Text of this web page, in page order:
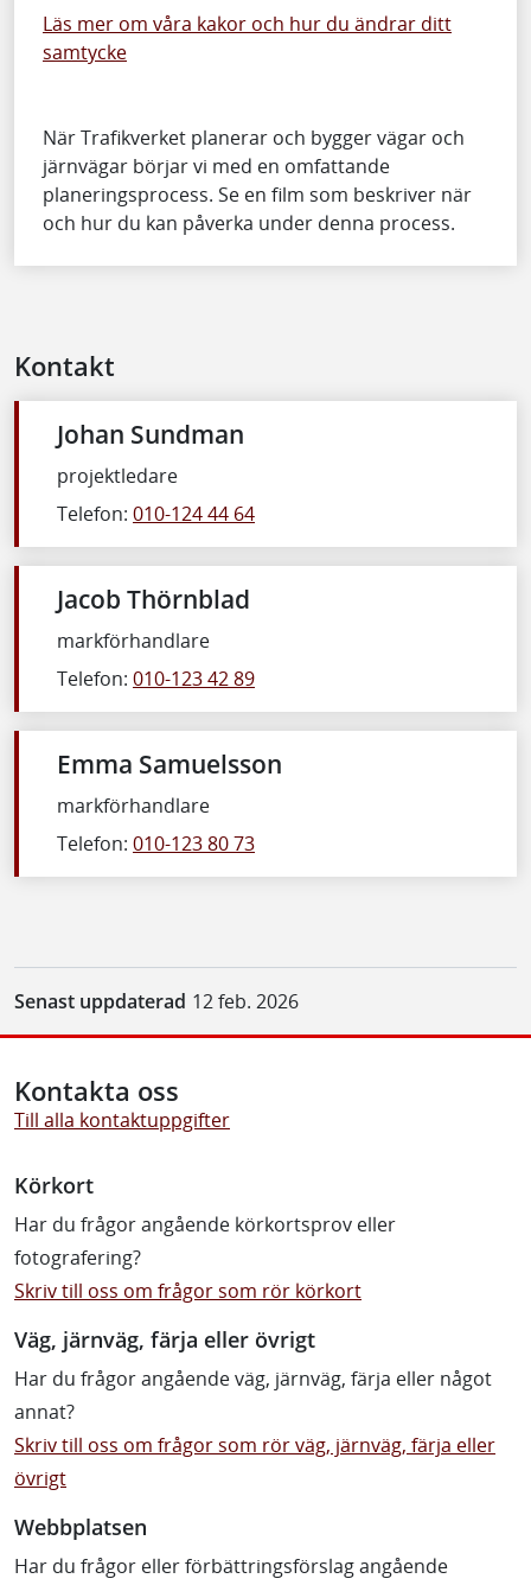
Läs mer om våra kakor och hur du ändrar ditt
samtycke
När Trafikverket planerar och bygger vägar och
järnvägar börjar vi med en omfattande
planeringsprocess. Se en film som beskriver när
och hur du kan påverka under denna process.
Kontakt
Johan Sundman
projektledare
Telefon: 010-124 44 64
Jacob Thörnblad
markförhandlare
Telefon: 010-123 42 89
Emma Samuelsson
markförhandlare
Telefon: 010-123 80 73
Senast uppdaterad 12 feb. 2026
Kontakta oss
Till alla kontaktuppgifter
Körkort
Har du frågor angående körkortsprov eller
fotografering?
Skriv till oss om frågor som rör körkort
Väg, järnväg, färja eller övrigt
Har du frågor angående väg, järnväg, färja eller något
annat?
Skriv till oss om frågor som rör väg, järnväg, färja eller
övrigt
Webbplatsen
Har du frågor eller förbättringsförslag angående